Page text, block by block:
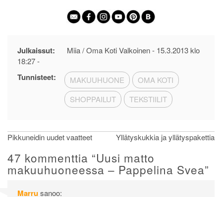
Julkaissut: Miia / Oma Koti Valkoinen - 15.3.2013 klo
18:27-
Tunnisteet: MAKUUHUONE
OMA KOTI
SHOPPAILUT
TEKSTIILIT
Artikkelien
selaus
Pikkuneidin uudet vaatteet Yllätyskukkia ja yllätyspakettia
47 kommenttia “Uusi matto
makuuhuoneessa – Pappelina Svea”
Marrusanoo: